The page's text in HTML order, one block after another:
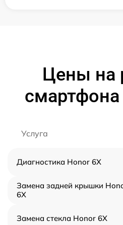
Цены на
Услуга
Диагностика Honor 6X
Замена задней крышки
6X
Замена стекла Honor 6X